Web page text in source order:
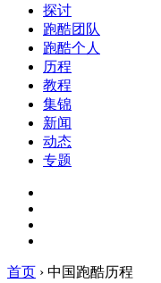
探讨
跑酷团队
跑酷个人
历程
教程
集锦
新闻
动态
专题
首页 › 中国跑酷历程